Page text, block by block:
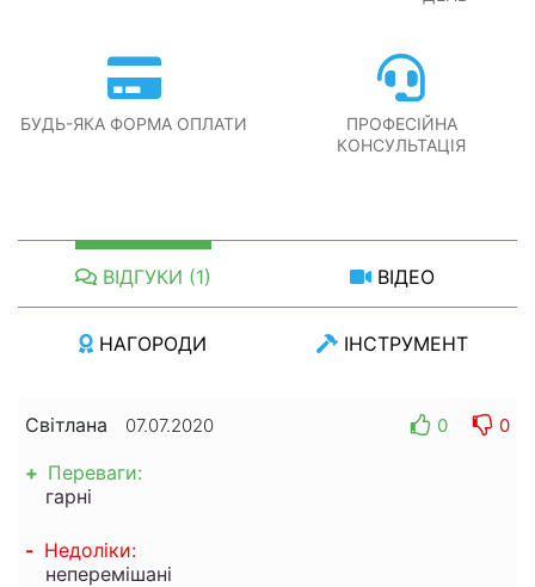
БУДЬ-ЯКА ФОРМА ОПЛАТИ
ПРОФЕСІЙНА
КОНСУЛЬТАЦІЯ
ВІДГУКИ (1) ВІДЕО
НАГОРОДИ ІНСТРУМЕНТ
Світлана 07.07.2020 0 0
+ Переваги:
гарні
- Недоліки:
неперемішані